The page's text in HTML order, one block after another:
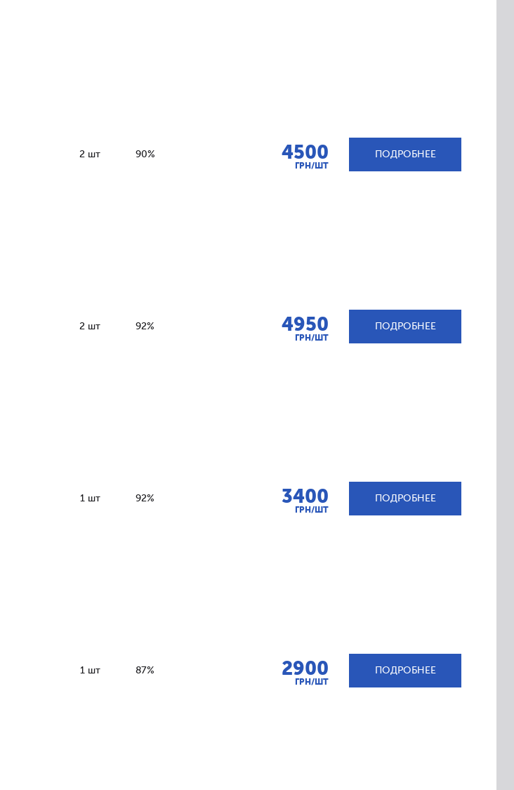
2 шт 90% 4500
ГРН/ШТ
ПОДРОБНЕЕ
2 шт 92% 4950
ГРН/ШТ
ПОДРОБНЕЕ
1 шт 92% 3400
ГРН/ШТ
ПОДРОБНЕЕ
1 шт 87% 2900
ГРН/ШТ
ПОДРОБНЕЕ